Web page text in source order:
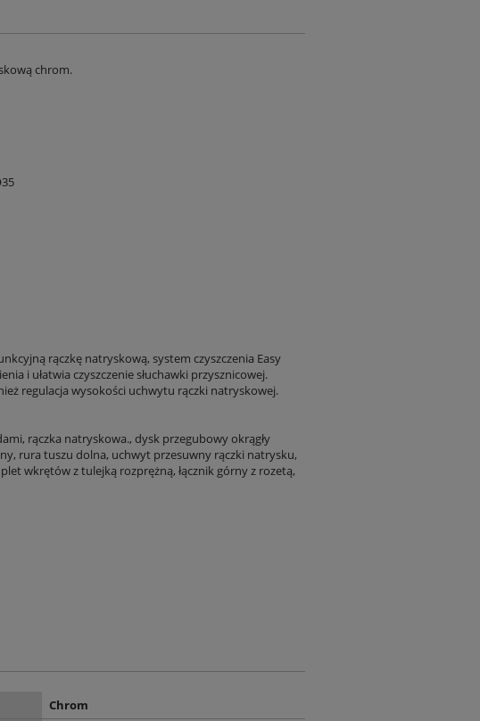
chrom.
rączkę natryskową, system czyszczenia Easy
i ułatwia czyszczenie słuchawki przysznicowej.
regulacja wysokości uchwytu rączki natryskowej.
rączka natryskowa., dysk przegubowy okrągły
rura tuszu dolna, uchwyt przesuwny rączki natrysku,
wkrętów z tulejką rozprężną, łącznik górny z rozetą,
Chrom